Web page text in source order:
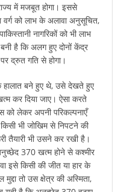
में मजबूत होगा। इससे
वर्ग को लाभ के अलावा अनुसूचित,
नागरिकों को भी लाभ
है कि अलग हुए दोनों केंद्र
द्रुत गति से होगा।
हालात बने हुए थे, उसे देखते हुए
कर दिया जाए। ऐसा करते
को लेकर अपनी परिकल्पनाएँ
भी जोखिम से निपटने की
तैयारी भी उसने कर रखी है।
370 खत्म होने से कश्मीर
इसे किसी की जीत या हार के
तो उस क्षेत्र की अस्मिता,